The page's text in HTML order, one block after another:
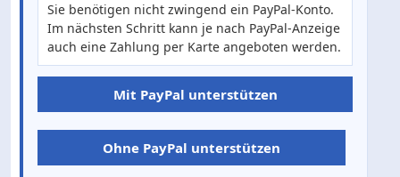
Sie benötigen nicht zwingend ein PayPal-Konto.
Im nächsten Schritt kann je nach PayPal-Anzeige
auch eine Zahlung per Karte angeboten werden.
Mit PayPal unterstützen
Ohne PayPal unterstützen